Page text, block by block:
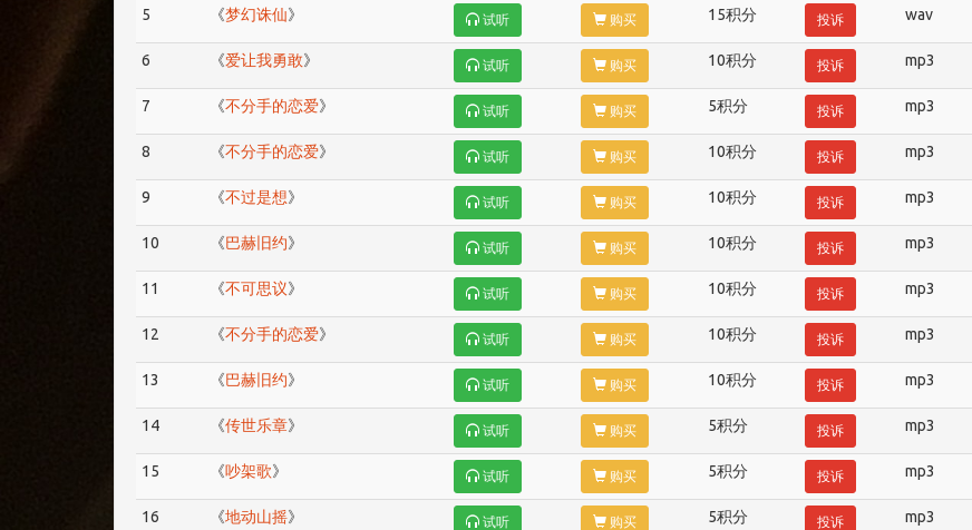
5 《梦幻诛仙》 试听 购买 15积分 投诉 wav
6 《爱让我勇敢》 试听 购买 10积分 投诉 mp3
7 《不分手的恋爱》 试听 购买 5积分 投诉 mp3
8 《不分手的恋爱》 试听 购买 10积分 投诉 mp3
9 《不过是想》 试听 购买 10积分 投诉 mp3
10 《巴赫旧约》 试听 购买 10积分 投诉 mp3
11 《不可思议》 试听 购买 10积分 投诉 mp3
12 《不分手的恋爱》 试听 购买 10积分 投诉 mp3
13 《巴赫旧约》 试听 购买 10积分 投诉 mp3
14 《传世乐章》 试听 购买 5积分 投诉 mp3
15 《吵架歌》 试听 购买 5积分 投诉 mp3
16 《地动山摇》 试听 购买 5积分 投诉 mp3